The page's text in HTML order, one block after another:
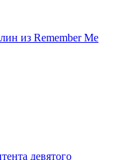
из Remember Me
девятого